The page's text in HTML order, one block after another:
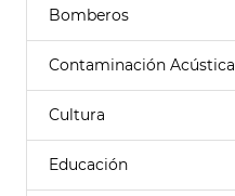
Bomberos
Contaminación Acústica
Cultura
Educación